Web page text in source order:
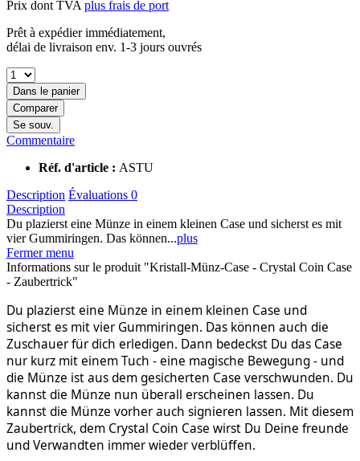
Prix dont TVA plus frais de port
Prêt à expédier immédiatement,
délai de livraison env. 1-3 jours ouvrés
Dans le panier
Comparer
Se souv.
Commentaire
Réf. d'article : ASTU
Description Évaluations 0
Description
Du plazierst eine Münze in einem kleinen Case und sicherst es mit
vier Gummiringen. Das können...plus
Fermer menu
Informations sur le produit "Kristall-Münz-Case - Crystal Coin Case
- Zaubertrick"
Du plazierst eine Münze in einem kleinen Case und
sicherst es mit vier Gummiringen. Das können auch die
Zuschauer für dich erledigen. Dann bedeckst Du das Case
nur kurz mit einem Tuch - eine magische Bewegung - und
die Münze ist aus dem gesicherten Case verschwunden. Du
kannst die Münze nun überall erscheinen lassen. Du
kannst die Münze vorher auch signieren lassen. Mit diesem
Zaubertrick, dem Crystal Coin Case wirst Du Deine freunde
und Verwandten immer wieder verblüffen.